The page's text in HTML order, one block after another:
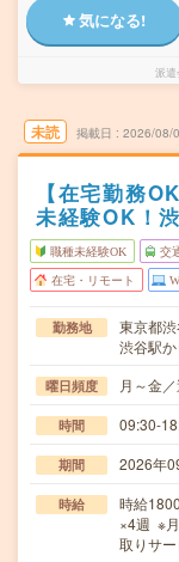
気になる!
派遣
未読 掲載日 2026/08/
【在宅勤務
未経験OK！
職種未経験OK 交
在宅・リモート
勤務地
東京都
渋谷駅
曜日頻度 月～金
時間 09:30-
期間 2026年
時給
時給
×4週 ※
取りサー